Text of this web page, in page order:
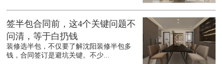
签半包合同前，这4个关键问题不
问清，等于白扔钱
装修选半包，不仅要了解沈阳装修半包多
钱，合同签订是避坑关键。不少...